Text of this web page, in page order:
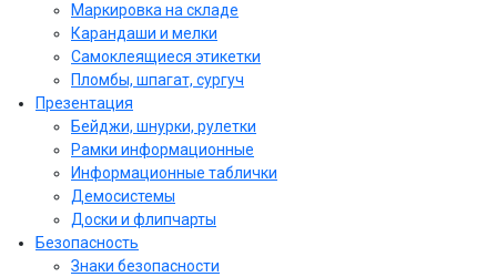
Маркировка на складе
Карандаши и мелки
Самоклеящиеся этикетки
Пломбы, шпагат, сургуч
Презентация
Бейджи, шнурки, рулетки
Рамки информационные
Информационные таблички
Демосистемы
Доски и флипчарты
Безопасность
Знаки безопасности